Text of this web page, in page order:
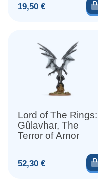
Prix
19,50 €
Lord of The Rings:
Gûlavhar, The
Terror of Arnor
Prix
52,30 €